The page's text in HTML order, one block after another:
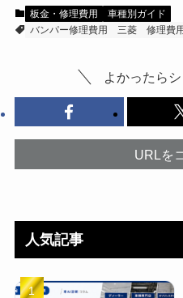
板金・修理費用
車種別ガイド
バンパー修理費用
三菱 修理費
よかったら
URLを
人気記事